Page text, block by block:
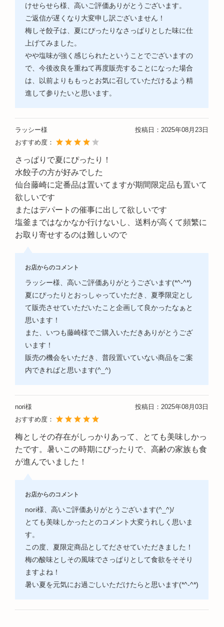
けせらせら様、高いご評価ありがとうございます。
ご返信が遅くなり大変申し訳ございません！
梅しそ餃子は、夏にぴったりなさっぱりとした味に仕
上げてみました。
やや塩味が強く感じられたということでございますの
で、今後改良を重ねて再度販売することになった場合
は、以前よりももっとお気に召していただけるよう精
進して参りたいと思います。
ラッシー様 投稿日： 2025年08月23日
おすすめ度：
さっぱりで夏にぴったり！
水餃子の方が好みでした
仙台藤崎に定番品は置いてますが期間限定品も置いて
欲しいです
またはデパートの催事に出して欲しいです
塩釜まではなかなか行けないし、送料が高くて頻繁に
お取り寄せするのは難しいので
お店からのコメント
ラッシー様、高いご評価ありがとうございます(*^-^*)
夏にぴったりとおっしゃっていただき、夏季限定とし
て販売させていただいたこと企画して良かったなぁと
思います！
また、いつも藤崎様でご購入いただきありがとうござ
います！
販売の機会をいただき、普段置いていない商品をご案
内できればと思います(^_^)
nori様 投稿日： 2025年08月03日
おすすめ度：
梅としその存在がしっかりあって、とても美味しかっ
たです。暑いこの時期にぴったりで、高齢の家族も食
が進んでいました！
お店からのコメント
nori様、高いご評価ありがとうございます(^_^)/
とても美味しかったとのコメント大変うれしく思いま
す。
この度、夏限定商品としてださせていただきました！
梅の酸味としその風味でさっぱりとして食欲をそそり
ますよね！
暑い夏を元気にお過ごしいただけたらと思います(*^-^*)